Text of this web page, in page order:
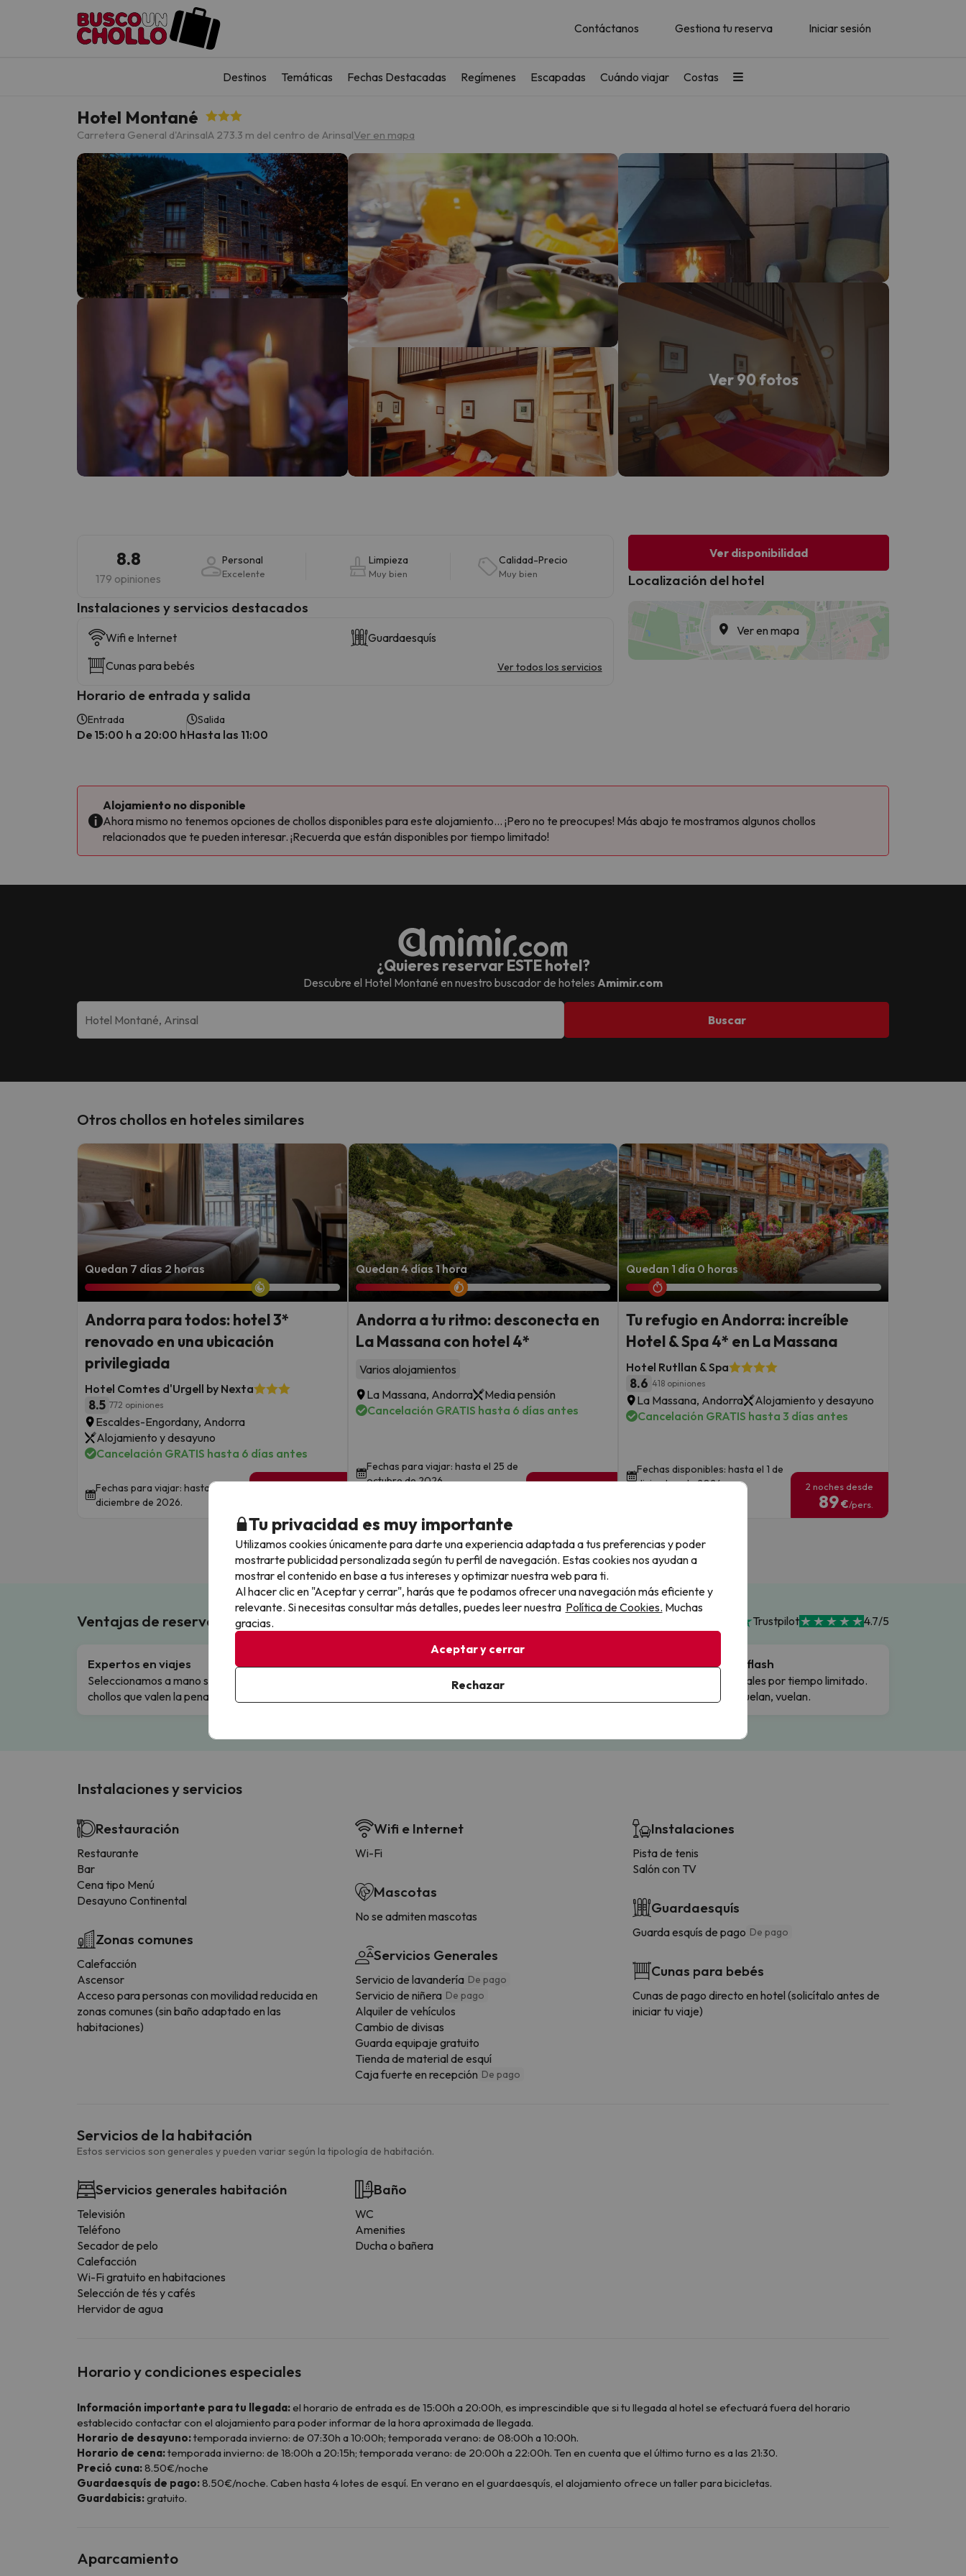
Contáctanos Gestiona tu reserva Iniciar sesión
Destinos Temáticas Fechas Destacadas Regímenes Escapadas Cuándo viajar Costas
Hotel Montané
Carretera General d'ArinsalA 273.3 m del centro de ArinsalVer en mapa
Ver 90 fotos
8.8
179 opiniones
Personal
Excelente
Limpieza
Muy bien
Calidad-Precio
Muy bien
Instalaciones y servicios destacados
Wifi e Internet
Guardaesquís
Cunas para bebés
Ver todos los servicios
Horario de entrada y salida
Entrada
De 15:00 h a 20:00 h
Salida
Hasta las 11:00
Ver disponibilidad
Localización del hotel
Ver en mapa
Alojamiento no disponible
Ahora mismo no tenemos opciones de chollos disponibles para este alojamiento... ¡Pero no te preocupes! Más abajo te mostramos algunos chollos
relacionados que te pueden interesar. ¡Recuerda que están disponibles por tiempo limitado!
¿Quieres reservar ESTE hotel?
Descubre el Hotel Montané en nuestro buscador de hoteles Amimir.com
Buscar
Otros chollos en hoteles similares
Quedan 7 días 2 horas
Andorra para todos: hotel 3*
renovado en una ubicación
privilegiada
Hotel Comtes d'Urgell by Nexta
8.5 772 opiniones
Escaldes-Engordany, Andorra
Alojamiento y desayuno
Cancelación GRATIS hasta 6 días antes
Fechas para viajar: hasta el 2 de
diciembre de 2026.
Quedan 4 días 1 hora
Andorra a tu ritmo: desconecta en
La Massana con hotel 4*
Varios alojamientos
La Massana, Andorra
Media pensión
Cancelación GRATIS hasta 6 días antes
Fechas para viajar: hasta el 25 de
octubre de 2026.
Quedan 1 día 0 horas
Tu refugio en Andorra: increíble
Hotel & Spa 4* en La Massana
Hotel Rutllan & Spa
8.6 418 opiniones
La Massana, Andorra
Alojamiento y desayuno
Cancelación GRATIS hasta 3 días antes
Fechas disponibles: hasta el 1 de
diciembre de 2026.
2 noches desde
89€/pers.
Ver todos los chollos
Ventajas de reservar en Buscounchollo Trustpilot 4.7/5
Expertos en viajes
Seleccionamos a mano solo los
chollos que valen la pena.
Cancela sin complicaciones
Cambios y cancelaciones con total
Paga a tu ritmo
Fracciona o financia tu viaje.
Ofertas flash
Precios reales por tiempo limitado.
Cuando vuelan, vuelan.
Instalaciones y servicios
Restauración
Restaurante
Bar
Cena tipo Menú
Desayuno Continental
Zonas comunes
Calefacción
Ascensor
Acceso para personas con movilidad reducida en
zonas comunes (sin baño adaptado en las
habitaciones)
Wifi e Internet
Wi-Fi
Mascotas
No se admiten mascotas
Servicios Generales
Servicio de lavandería De pago
Servicio de niñera De pago
Alquiler de vehículos
Cambio de divisas
Guarda equipaje gratuito
Tienda de material de esquí
Caja fuerte en recepción De pago
Instalaciones
Pista de tenis
Salón con TV
Guardaesquís
Guarda esquís de pago De pago
Cunas para bebés
Cunas de pago directo en hotel (solicítalo antes de
iniciar tu viaje)
Servicios de la habitación
Estos servicios son generales y pueden variar según la tipología de habitación.
Servicios generales habitación
Televisión
Teléfono
Secador de pelo
Calefacción
Wi-Fi gratuito en habitaciones
Selección de tés y cafés
Hervidor de agua
Baño
WC
Amenities
Ducha o bañera
Horario y condiciones especiales
Información importante para tu llegada:el horario de entrada es de 15:00h a 20:00h, es imprescindible que si tu llegada al hotel se efectuará fuera del horario
establecido contactar con el alojamiento para poder informar de la hora aproximada de llegada.
Horario de desayuno:temporada invierno: de 07:30h a 10:00h; temporada verano: de 08:00h a 10:00h.
Horario de cena:temporada invierno: de 18:00h a 20:15h; temporada verano: de 20:00h a 22:00h. Ten en cuenta que el último turno es a las 21:30.
Preció cuna:8.50€/noche
Guardaesquís de pago:8.50€/noche. Caben hasta 4 lotes de esquí. En verano en el guardaesquís, el alojamiento ofrece un taller para bicicletas.
Guardabicis:gratuito.
Aparcamiento
Tu privacidad es muy importante
Utilizamos cookies únicamente para darte una experiencia adaptada a tus preferencias y poder
mostrarte publicidad personalizada según tu perfil de navegación. Estas cookies nos ayudan a
mostrar el contenido en base a tus intereses y optimizar nuestra web para ti.
Al hacer clic en "Aceptar y cerrar", harás que te podamos ofrecer una navegación más eficiente y
relevante. Si necesitas consultar más detalles, puedes leer nuestra Política de Cookies. Muchas
gracias.
Aceptar y cerrar
Rechazar